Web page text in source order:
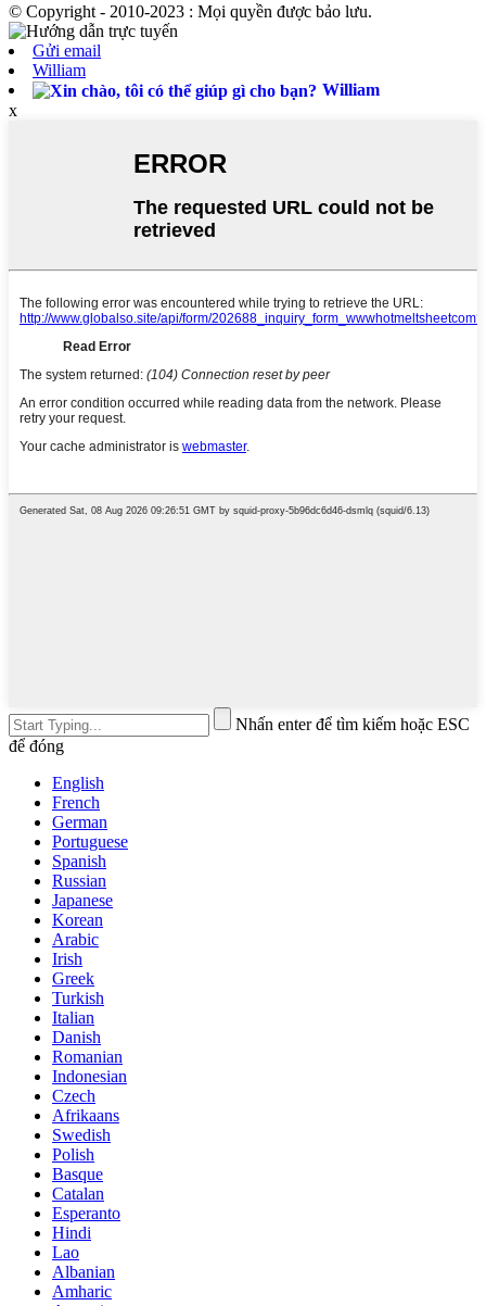
© Copyright - 2010-2023 : Mọi quyền được bảo lưu.
Gửi email
William
William
x
Nhấn enter để tìm kiếm hoặc ESC
để đóng
English
French
German
Portuguese
Spanish
Russian
Japanese
Korean
Arabic
Irish
Greek
Turkish
Italian
Danish
Romanian
Indonesian
Czech
Afrikaans
Swedish
Polish
Basque
Catalan
Esperanto
Hindi
Lao
Albanian
Amharic